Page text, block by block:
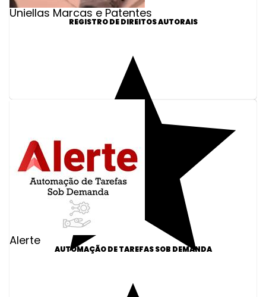
Uniellas Marcas e Patentes
REGISTRO DE DIREITOS AUTORAIS
Alerte
AUTOMAÇÃO DE TAREFAS SOB DEMANDA